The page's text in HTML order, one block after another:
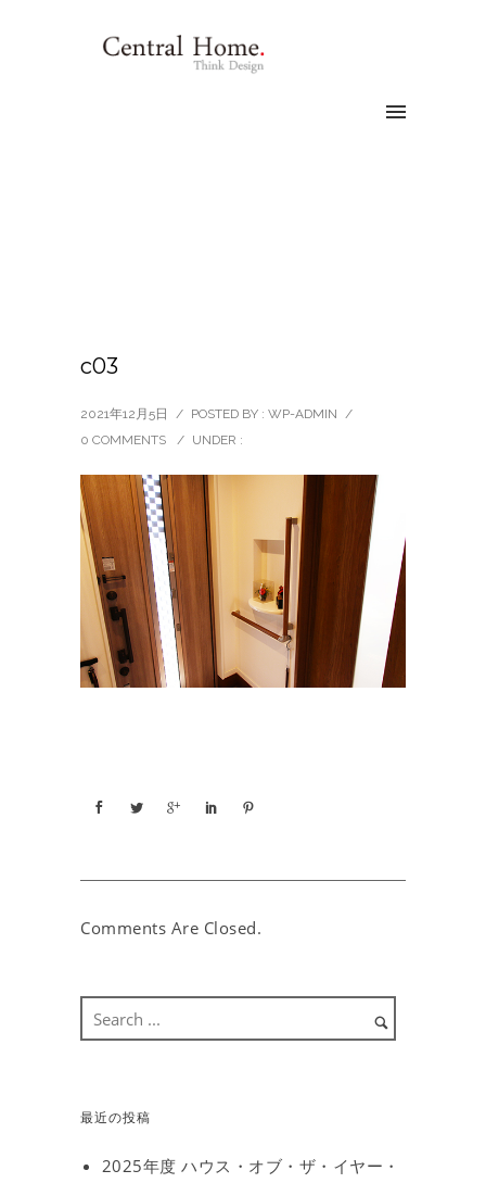
c03
2021年12月5日 / POSTED BY : WP-ADMIN /
0 COMMENTS
/ UNDER :
Comments Are Closed.
最近の投稿
2025年度 ハウス・オブ・ザ・イヤー・